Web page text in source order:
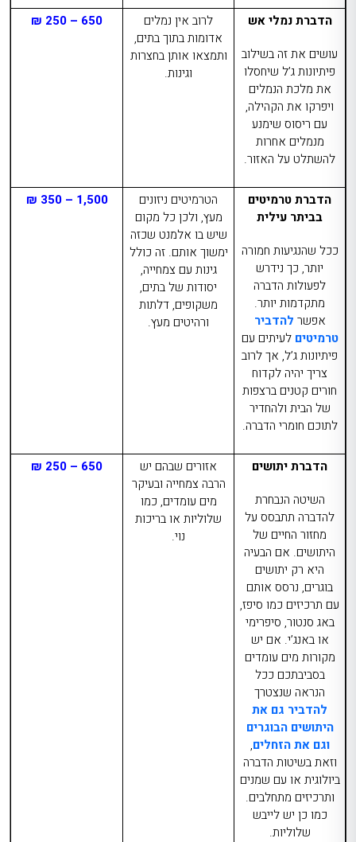
הדברת נמלי אש
עושים את זה בשילוב
פיתיונות ג’ל שיחסלו
את מלכת הנמלים
ויפרקו את הקהילה,
עם ריסוס שימנע
מנמלים אחרות
להשתלט על האזור.
לרוב אין נמלים
אדומות בתוך בתים,
ותמצאו אותן בחצרות
וגינות.
650 – 250 ₪
הדברת טרמיטים
בביתר עילית
ככל שהנגיעות חמורה
יותר, כך נידרש
לפעולות הדברה
מתקדמות יותר.
אפשר להדביר
טרמיטים לעיתים עם
פיתיונות ג’ל, אך לרוב
צריך יהיה לקדוח
חורים קטנים ברצפות
של הבית ולהחדיר
לתוכם חומרי הדברה.
הטרמיטים ניזונים
מעץ, ולכן כל מקום
שיש בו אלמנט שכזה
ימשוך אותם. זה כולל
גינות עם צמחייה,
יסודות של בתים,
משקופים, דלתות
ורהיטים מעץ.
1,500 – 350 ₪
הדברת יתושים
השיטה הנבחרת
להדברה תתבסס על
מחזור החיים של
היתושים. אם הבעיה
היא רק יתושים
בוגרים, נרסס אותם
עם תרכיזים כמו סיפז,
באג סנטור, סיפרימי
או באנג’י. אם יש
מקורות מים עומדים
בסביבתכם ככל
הנראה שנצטרך
להדביר גם את
היתושים הבוגרים
וגם את הזחלים,
וזאת בשיטות הדברה
ביולוגית או עם שמנים
ותרכיזים מתחלבים.
כמו כן יש לייבש
שלוליות.
אזורים שבהם יש
הרבה צמחייה ובעיקר
מים עומדים, כמו
שלוליות או בריכות
נוי.
650 – 250 ₪